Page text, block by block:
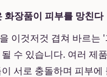
화장품이 피부를 망친다
이것저것 겹쳐 바르는
수 있습니다. 여러 제
서로 충돌하며 피부에